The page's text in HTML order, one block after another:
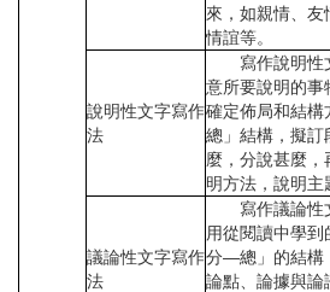
來，如親情、友
情誼等。
說明性文字寫作
法
寫作說明性
意所要說明的事
確定佈局和結
總」結構，擬訂
麼，分說甚麼，
明方法，說明主
議論性文字寫作
法
寫作議論性
用從閱讀中學
分—總」的結構
論點、論據與論